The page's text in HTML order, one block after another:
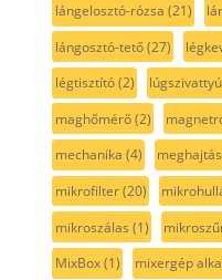
lángelosztó-rózsa (21)
lángosztó-tető(27)
légtisztító(2) lúgszivattyú
maghőmérő(2)
mechanika (4) meghajtás
mikrofilter(20)
mikroszálas (1)
MixBox(1) mixergép